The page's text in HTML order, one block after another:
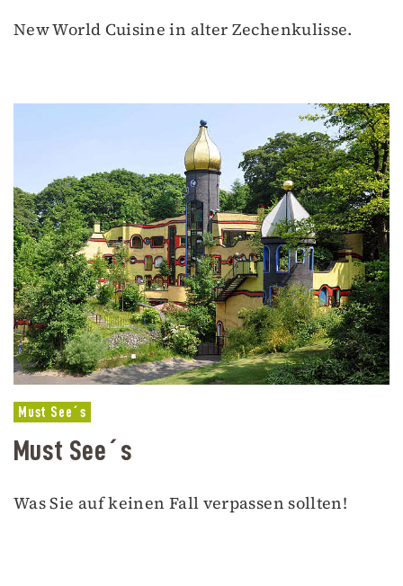
New World Cuisine in alter Zechenkulisse.
Must See´s
Must See´s
Was Sie auf keinen Fall verpassen sollten!